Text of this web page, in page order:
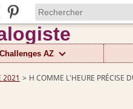
Challenges AZ
2021 > H COMME L'HEURE PRÉCISE